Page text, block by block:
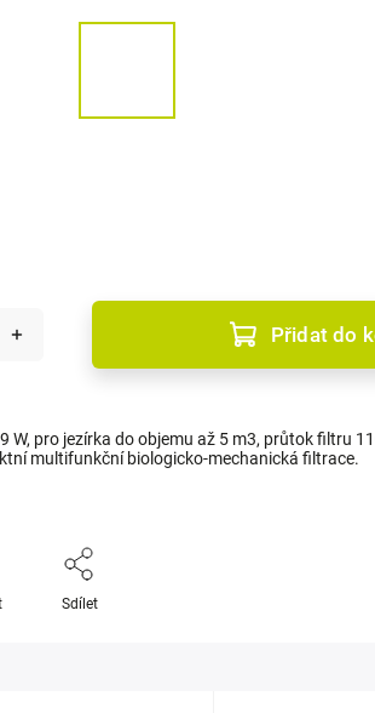
Přidat do
W, pro jezírka do objemu až 5 m3, průtok filtru
multifunkční biologicko-mechanická filtrace.
Sdílet